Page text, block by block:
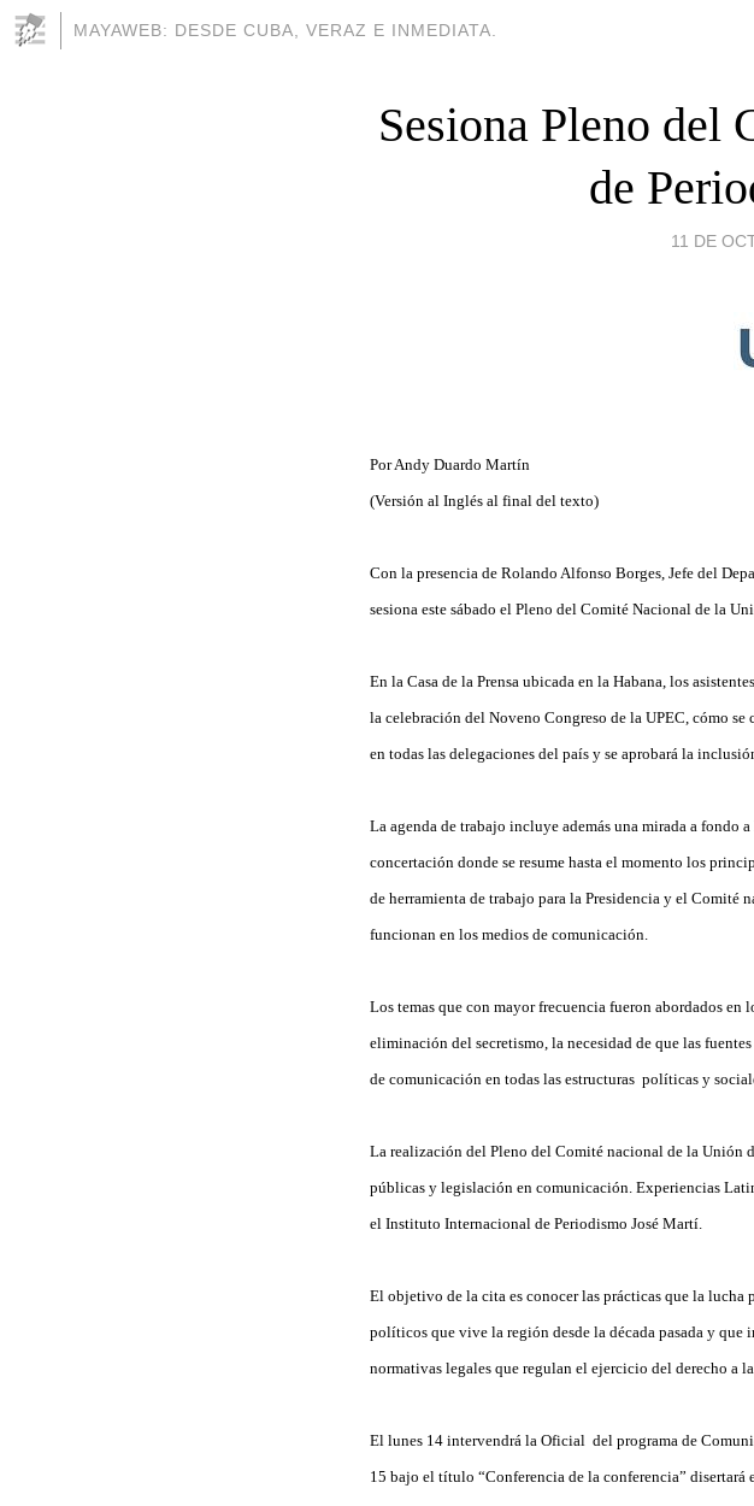
MAYAWEB: DESDE CUBA, VERAZ E INMEDIATA.
Sesiona Pleno del
de
11 DE
Por Andy Duardo Martín
(Versión al Inglés al final del texto)
Con la presencia de Rolando Alfonso Borges, Jefe del
sesiona este sábado el Pleno del Comité Nacional de la
En la Casa de la Prensa ubicada en la Habana, los
la celebración del Noveno Congreso de la UPEC, cómo
en todas las delegaciones del país y se aprobará la
La agenda de trabajo incluye además una mirada a fondo
concertación donde se resume hasta el momento los
de herramienta de trabajo para la Presidencia y el Comité
funcionan en los medios de comunicación.
Los temas que con mayor frecuencia fueron abordados
eliminación del secretismo, la necesidad de que las
de comunicación en todas las estructuras políticas y
La realización del Pleno del Comité nacional de la Unión
públicas y legislación en comunicación. Experiencias
el Instituto Internacional de Periodismo José Martí.
El objetivo de la cita es conocer las prácticas que la
políticos que vive la región desde la década pasada y
normativas legales que regulan el ejercicio del derecho a
El lunes 14 intervendrá la Oficial del programa de
15 bajo el título “Conferencia de la conferencia” disertará